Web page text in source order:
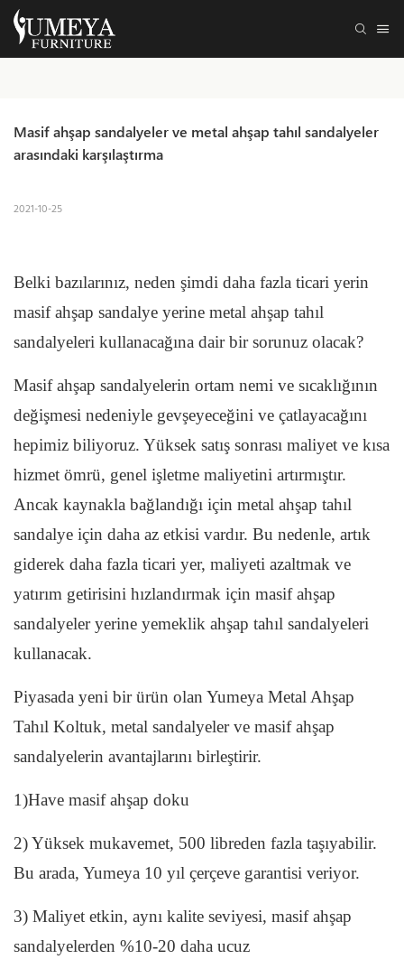
Masif ahşap sandalyeler ve metal ahşap tahıl sandalyeler
arasındaki karşılaştırma
2021-10-25
Belki bazılarınız, neden şimdi daha fazla ticari yerin
masif ahşap sandalye yerine metal ahşap tahıl
sandalyeleri kullanacağına dair bir sorunuz olacak?
Masif ahşap sandalyelerin ortam nemi ve sıcaklığının
değişmesi nedeniyle gevşeyeceğini ve çatlayacağını
hepimiz biliyoruz. Yüksek satış sonrası maliyet ve kısa
hizmet ömrü, genel işletme maliyetini artırmıştır.
Ancak kaynakla bağlandığı için metal ahşap tahıl
sandalye için daha az etkisi vardır. Bu nedenle, artık
giderek daha fazla ticari yer, maliyeti azaltmak ve
yatırım getirisini hızlandırmak için masif ahşap
sandalyeler yerine yemeklik ahşap tahıl sandalyeleri
kullanacak.
Piyasada yeni bir ürün olan Yumeya Metal Ahşap
Tahıl Koltuk, metal sandalyeler ve masif ahşap
sandalyelerin avantajlarını birleştirir.
1)Have masif ahşap doku
2) Yüksek mukavemet, 500 libreden fazla taşıyabilir.
Bu arada, Yumeya 10 yıl çerçeve garantisi veriyor.
3) Maliyet etkin, aynı kalite seviyesi, masif ahşap
sandalyelerden %10-20 daha ucuz